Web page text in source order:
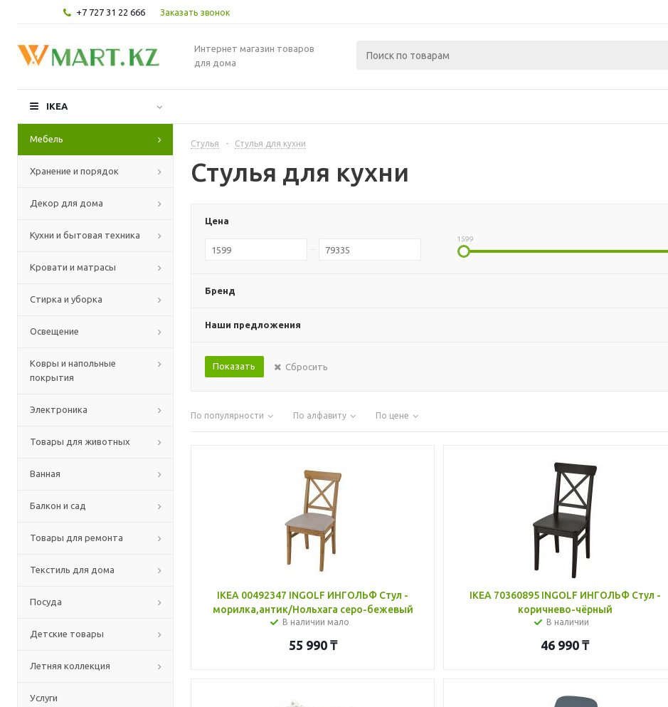
+7 727 31 22 666 Заказать звонок
Интернет магазин товаров
для дома
IKEA
Мебель
Хранение и порядок
Декор для дома
Кухни и бытовая техника
Кровати и матрасы
Стирка и уборка
Освещение
Ковры и напольные
покрытия
Электроника
Товары для животных
Ванная
Балкон и сад
Товары для ремонта
Текстиль для дома
Посуда
Детские товары
Летняя коллекция
Услуги
Стулья - Стулья для кухни
Стулья для кухни
Цена
1599
Бренд
Наши предложения
Сбросить
По популярности По алфавиту По цене
IKEA 00492347 INGOLF ИНГОЛЬФ Стул -
морилка,антик/Нольхага серо-бежевый
В наличии мало
55 990₸
IKEA 70360895 INGOLF ИНГОЛЬФ Стул -
коричнево-чёрный
В наличии
46 990 ₸